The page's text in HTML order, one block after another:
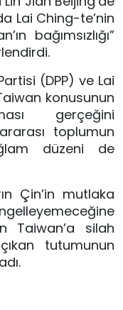
Lai Ching-te’nin
bağımsızlığı”
(DPP) ve Lai
konusunun
gerçeğini
toplumun
düzeni de
Çin’in mutlaka
Taiwan’a silah
tutumunun